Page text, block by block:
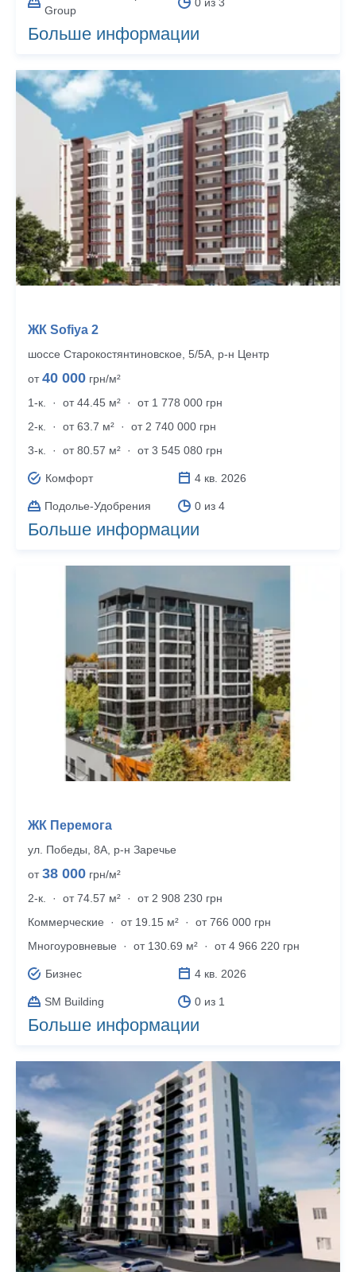
Group
Больше информации
ЖК Sofiya 2
шоссе Старокостянтиновское, 5/5А, р‑н Центр
от40 000 грн/м²
1-к.
· от 44.45 м² ·
от 1 778 000 грн
2-к.
· от 63.7 м² ·
от 2 740 000 грн
3-к.
· от 80.57 м² · от 3 545 080 грн
Комфорт 4 кв. 2026
Подолье-Удобрения 0 из 4
Больше информации
ЖК Перемога
ул. Победы, 8А, р‑н Заречье
от38 000 грн/м²
2-к.
· от 74.57 м² ·
от 2 908 230 грн
Коммерческие
· от 19.15 м² ·
от 766 000 грн
Много­уровневые
· от 130.69 м² · от 4 966 220 грн
Бизнес 4 кв. 2026
SM Building 0 из 1
Больше информации